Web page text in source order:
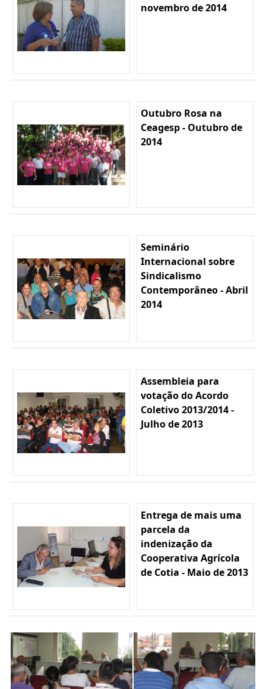
novembro de 2014
Outubro Rosa na
Ceagesp - Outubro de
2014
Seminário
Internacional sobre
Sindicalismo
Contemporâneo - Abril
2014
Assembleia para
votação do Acordo
Coletivo 2013/2014 -
Julho de 2013
Entrega de mais uma
parcela da
indenização da
Cooperativa Agrícola
de Cotia - Maio de 2013